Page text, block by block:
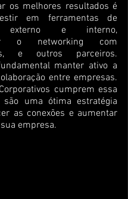
os melhores resultados é
em ferramentas de
externo e interno,
o networking com
e outros parceiros.
manter ativo a
entre empresas.
cumprem essa
são uma ótima estratégia
as conexões e aumentar
empresa.